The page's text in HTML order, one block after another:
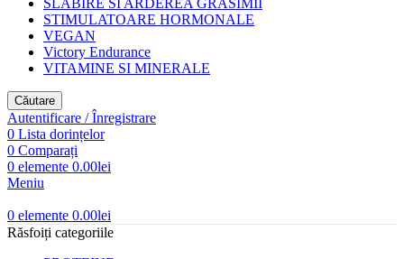
SLABIRE SI ARDEREA GRASIMII
STIMULATOARE HORMONALE
VEGAN
Victory Endurance
VITAMINE SI MINERALE
Căutare
Autentificare / Înregistrare
0 Lista dorințelor
0 Comparați
0 elemente 0.00lei
Meniu
0 elemente 0.00lei
Răsfoiți categoriile